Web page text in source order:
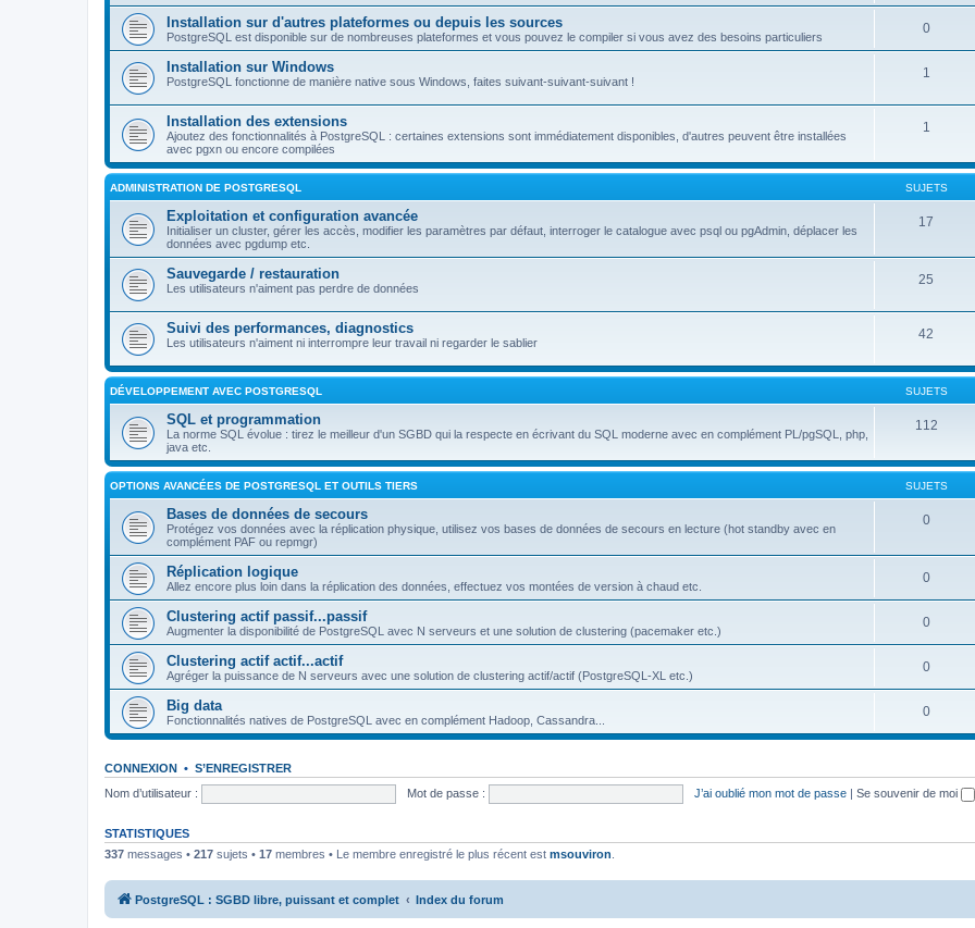
Installation sur d'autres plateformes ou depuis les sources
PostgreSQL est disponible sur de nombreuses plateformes et vous pouvez le compiler si vous avez des besoins particuliers
0
Installation sur Windows
PostgreSQL fonctionne de manière native sous Windows, faites suivant-suivant-suivant !
1
Installation des extensions
Ajoutez des fonctionnalités à PostgreSQL : certaines extensions sont immédiatement disponibles, d'autres peuvent être installées
avec pgxn ou encore compilées
1
ADMINISTRATION DE POSTGRESQL SUJETS
Exploitation et configuration avancée
Initialiser un cluster, gérer les accès, modifier les paramètres par défaut, interroger le catalogue avec psql ou pgAdmin, déplacer les
données avec pgdump etc.
17
Sauvegarde / restauration
Les utilisateurs n'aiment pas perdre de données
25
Suivi des performances, diagnostics
Les utilisateurs n'aiment ni interrompre leur travail ni regarder le sablier
42
DÉVELOPPEMENT AVEC POSTGRESQL SUJETS
SQL et programmation
La norme SQL évolue : tirez le meilleur d'un SGBD qui la respecte en écrivant du SQL moderne avec en complément PL/pgSQL, php,
java etc.
112
OPTIONS AVANCÉES DE POSTGRESQL ET OUTILS TIERS SUJETS
Bases de données de secours
Protégez vos données avec la réplication physique, utilisez vos bases de données de secours en lecture (hot standby avec en
complément PAF ou repmgr)
0
Réplication logique
Allez encore plus loin dans la réplication des données, effectuez vos montées de version à chaud etc.
0
Clustering actif passif...passif
Augmenter la disponibilité de PostgreSQL avec N serveurs et une solution de clustering (pacemaker etc.)
0
Clustering actif actif...actif
Agréger la puissance de N serveurs avec une solution de clustering actif/actif (PostgreSQL-XL etc.)
0
Big data
Fonctionnalités natives de PostgreSQL avec en complément Hadoop, Cassandra...
0
CONNEXION • S’ENREGISTRER
Nom d’utilisateur :
Mot de passe : J’ai oublié mon mot de passe | Se souvenir de moi
STATISTIQUES
337 messages • 217 sujets • 17 membres • Le membre enregistré le plus récent est msouviron
PostgreSQL : SGBD libre, puissant et complet Index du forum